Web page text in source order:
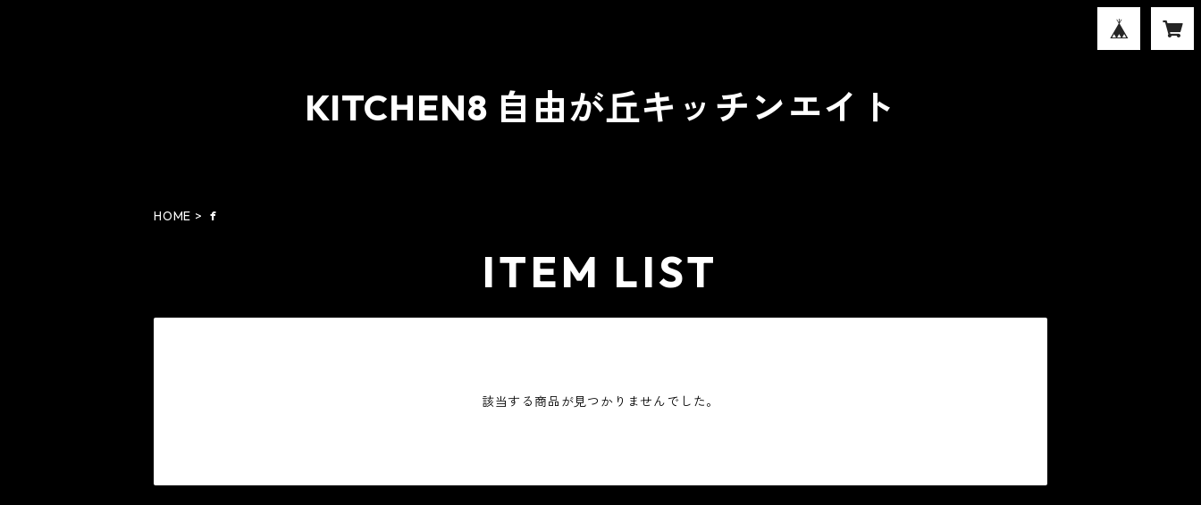
KITCHEN8 自由が丘キッチンエイト
HOME f
ITEM LIST
該当する商品が見つかりませんでした。